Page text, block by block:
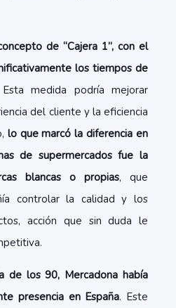
de “Cajera 1”, con el
los tiempos de
medida podría mejorar
del cliente y la eficiencia
lo que marcó la diferencia en
de supermercados fue la
blancas o propias, que
controlar la calidad y los
acción que sin duda le
de los 90, Mercadona había
presencia en España. Este